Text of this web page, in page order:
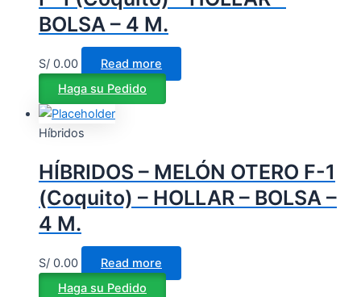
BOLSA – 4 M.
S/ 0.00
Read more
Haga su Pedido
Híbridos
HÍBRIDOS – MELÓN OTERO F-1
(Coquito) – HOLLAR – BOLSA –
4 M.
S/ 0.00
Read more
Haga su Pedido